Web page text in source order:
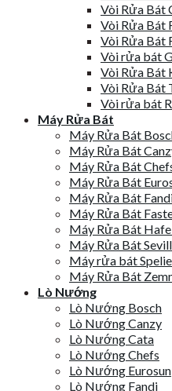
Vòi Rửa Bát
Vòi Rửa Bát
Vòi Rửa Bát
Vòi rửa bát
Vòi Rửa Bát
Vòi Rửa Bát
Vòi rửa bát
Máy Rửa Bát
Máy Rửa Bát
Máy Rửa Bát
Máy Rửa Bát
Máy Rửa Bát
Máy Rửa Bát
Máy Rửa Bát
Máy Rửa Bát
Máy Rửa Bát
Máy rửa bát
Máy Rửa Bát
Lò Nướng
Lò Nướng Bosch
Lò Nướng Canzy
Lò Nướng Cata
Lò Nướng Chefs
Lò Nướng Eurosun
Lò Nướng Fandi